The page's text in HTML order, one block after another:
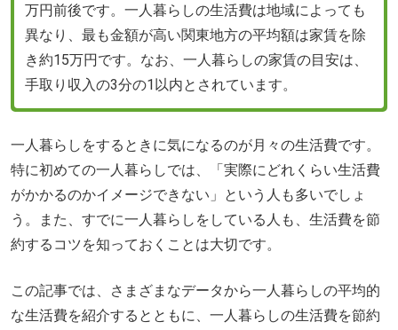
万円前後です。一人暮らしの生活費は地域によっても
異なり、最も金額が高い関東地方の平均額は家賃を除
き約15万円です。なお、一人暮らしの家賃の目安は、
手取り収入の3分の1以内とされています。
一人暮らしをするときに気になるのが月々の生活費です。
特に初めての一人暮らしでは、「実際にどれくらい生活費
がかかるのかイメージできない」という人も多いでしょ
う。また、すでに一人暮らしをしている人も、生活費を節
約するコツを知っておくことは大切です。
この記事では、さまざまなデータから一人暮らしの平均的
な生活費を紹介するとともに、一人暮らしの生活費を節約